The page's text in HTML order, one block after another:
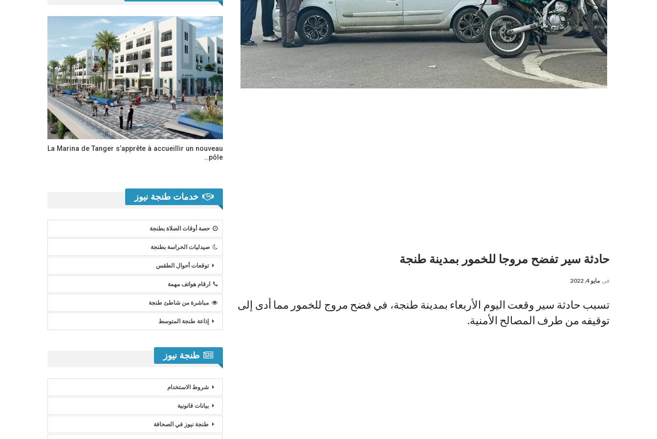
حادثة سير تفضح مروجا للخمور بمدينة طنجة
في مايو 4, 2022
تسبب حادثة سير وقعت اليوم الأربعاء بمدينة طنجة، في فضح مروج للخمور مما أدى إلى
توقيفه من طرف المصالح الأمنية.
La Marina de Tanger s’apprête à accueillir un nouveau
pôle…
خدمات طنجة نيوز
حصة أوقات الصلاة بطنجة
صيدليات الحراسة بطنجة
توقعات أحوال الطقس
ارقام هواتف مهمة
مباشرة من شاطئ طنجة
إذاعة طنجة المتوسط
طنجة نيوز
شروط الاستخدام
بيانات قانونية
طنجة نيوز في الصحافة